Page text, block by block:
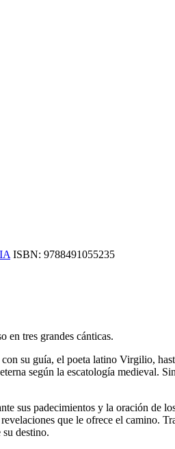
ISBN: 9788491055235
en tres grandes cánticas.
su guía, el poeta latino Virgilio,
según la escatología medieval.
sus padecimientos y la oración de
que le ofrece el camino.
destino.